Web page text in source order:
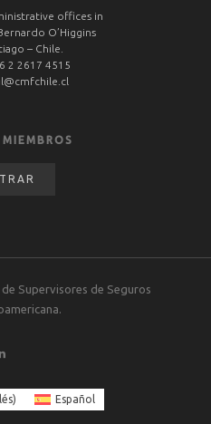
offices in
O’Higgins
– Chile.
2 2617 4515
Supervisores de Seguros
) Español